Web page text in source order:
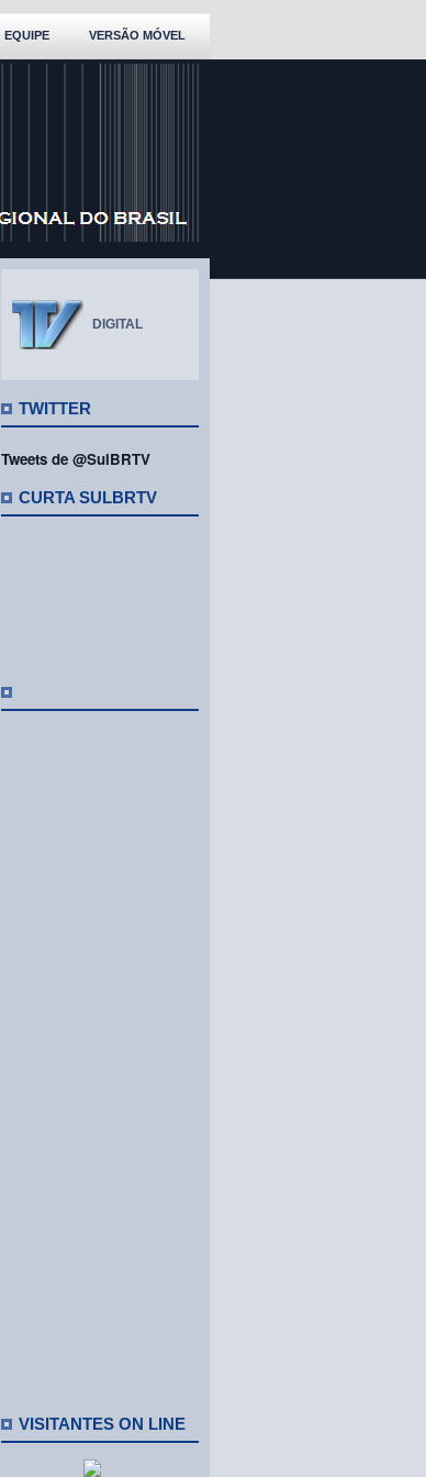
EQUIPE VERSÃO MÓVEL
DIGITAL
TWITTER
Tweets de @SulBRTV
CURTA SULBRTV
VISITANTES ON LINE